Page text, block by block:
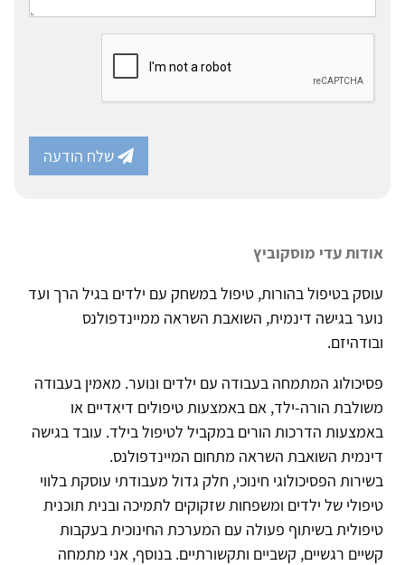
שלח הודעה
אודות עדי מוסקוביץ
עוסק בטיפול בהורות, טיפול במשחק עם ילדים בגיל הרך ועד
נוער בגישה דינמית, השואבת השראה ממיינדפולנס
ובודהיזם.
פסיכולוג המתמחה בעבודה עם ילדים ונוער. מאמין בעבודה
משולבת הורה-ילד, אם באמצעות טיפולים דיאדיים או
באמצעות הדרכות הורים במקביל לטיפול בילד. עובד בגישה
דינמית השואבת השראה מתחום המיינדפולנס.
בשירות הפסיכולוגי חינוכי, חלק גדול מעבודתי עוסקת בלווי
טיפולי של ילדים ומשפחות שזקוקים לתמיכה ובנית תוכנית
טיפולית בשיתוף פעולה עם המערכת החינוכית בעקבות
קשיים רגשיים, קשביים ותקשורתיים. בנוסף, אני מתמחה